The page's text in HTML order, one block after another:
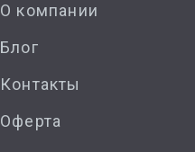
О компании
Блог
Контакты
Оферта